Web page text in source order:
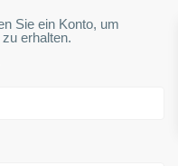
Sie ein Konto, um
erhalten.